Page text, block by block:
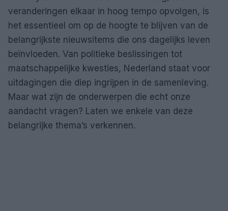
veranderingen elkaar in hoog tempo opvolgen, is
het essentieel om op de hoogte te blijven van de
belangrijkste nieuwsitems die ons dagelijks leven
beïnvloeden. Van politieke beslissingen tot
maatschappelijke kwesties, Nederland staat voor
uitdagingen die diep ingrijpen in de samenleving.
Maar wat zijn de onderwerpen die echt onze
aandacht vragen? Laten we enkele van deze
belangrijke thema’s verkennen.